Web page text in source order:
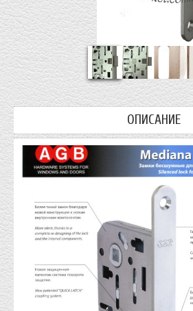
ОПИСАНИЕ